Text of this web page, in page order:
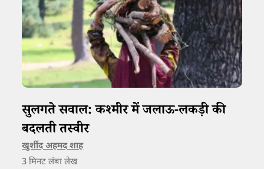
सुलगते सवाल: कश्मीर में जलाऊ-लकड़ी की
बदलती तस्वीर
खुर्शीद अहमद शाह
3 मिनट लंबा लेख